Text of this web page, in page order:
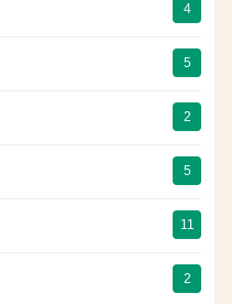
4
5
2
5
11
2